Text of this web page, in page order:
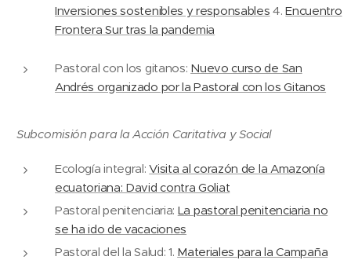
Inversiones sostenibles y responsables 4.Encuentro
Frontera Sur tras la pandemia
Pastoral con los gitanos: Nuevo curso de San
Andrés organizado por la Pastoral con los Gitanos
Subcomisión para la Acción Caritativa y Social
Ecología integral:Visita al corazón de la Amazonía
ecuatoriana: David contra Goliat
Pastoral penitenciaria: La pastoral penitenciaria no
se ha ido de vacaciones
Pastoral del la Salud: 1. Materiales para la Campaña